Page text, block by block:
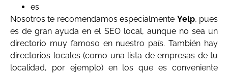
es
Nosotros te recomendamos especialmente Yelp, pues
es de gran ayuda en el SEO local, aunque no sea un
directorio muy famoso en nuestro país. También hay
directorios locales (como una lista de empresas de tu
localidad, por ejemplo) en los que es conveniente